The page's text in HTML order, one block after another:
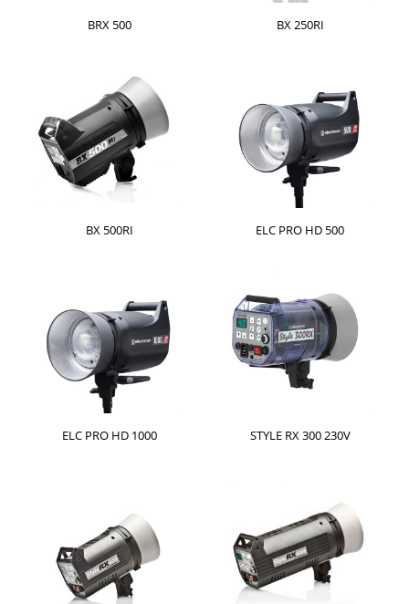
BRX 500 BX 250RI
BX 500RI ELC PRO HD 500
ELC PRO HD 1000 STYLE RX 300 230V